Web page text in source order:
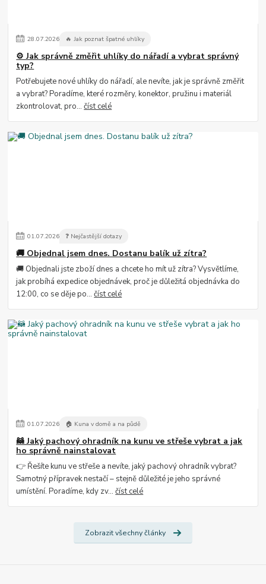
28.07.2026 🔥 Jak poznat špatné uhlíky
⚙️ Jak správně změřit uhlíky do nářadí a vybrat správný
typ?
Potřebujete nové uhlíky do nářadí, ale nevíte, jak je správně změřit
a vybrat? Poradíme, které rozměry, konektor, pružinu i materiál
zkontrolovat, pro...číst celé
01.07.2026 ❓ Nejčastější dotazy
🚚 Objednal jsem dnes. Dostanu balík už zítra?
🚚 Objednali jste zboží dnes a chcete ho mít už zítra? Vysvětlíme,
jak probíhá expedice objednávek, proč je důležitá objednávka do
12:00, co se děje po...číst celé
01.07.2026 🏠 Kuna v domě a na půdě
🦝 Jaký pachový ohradník na kunu ve střeše vybrat a jak
ho správně nainstalovat
👉 Řešíte kunu ve střeše a nevíte, jaký pachový ohradník vybrat?
Samotný přípravek nestačí – stejně důležité je jeho správné
umístění. Poradíme, kdy zv...číst celé
Zobrazit všechny články